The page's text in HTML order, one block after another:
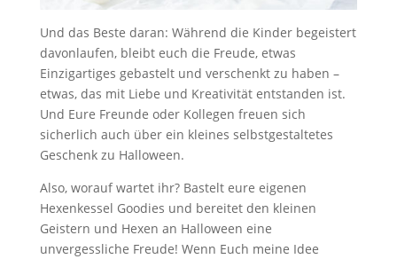
Und das Beste daran: Während die Kinder begeistert
davonlaufen, bleibt euch die Freude, etwas
Einzigartiges gebastelt und verschenkt zu haben –
etwas, das mit Liebe und Kreativität entstanden ist.
Und Eure Freunde oder Kollegen freuen sich
sicherlich auch über ein kleines selbstgestaltetes
Geschenk zu Halloween.
Also, worauf wartet ihr? Bastelt eure eigenen
Hexenkessel Goodies und bereitet den kleinen
Geistern und Hexen an Halloween eine
unvergessliche Freude! Wenn Euch meine Idee